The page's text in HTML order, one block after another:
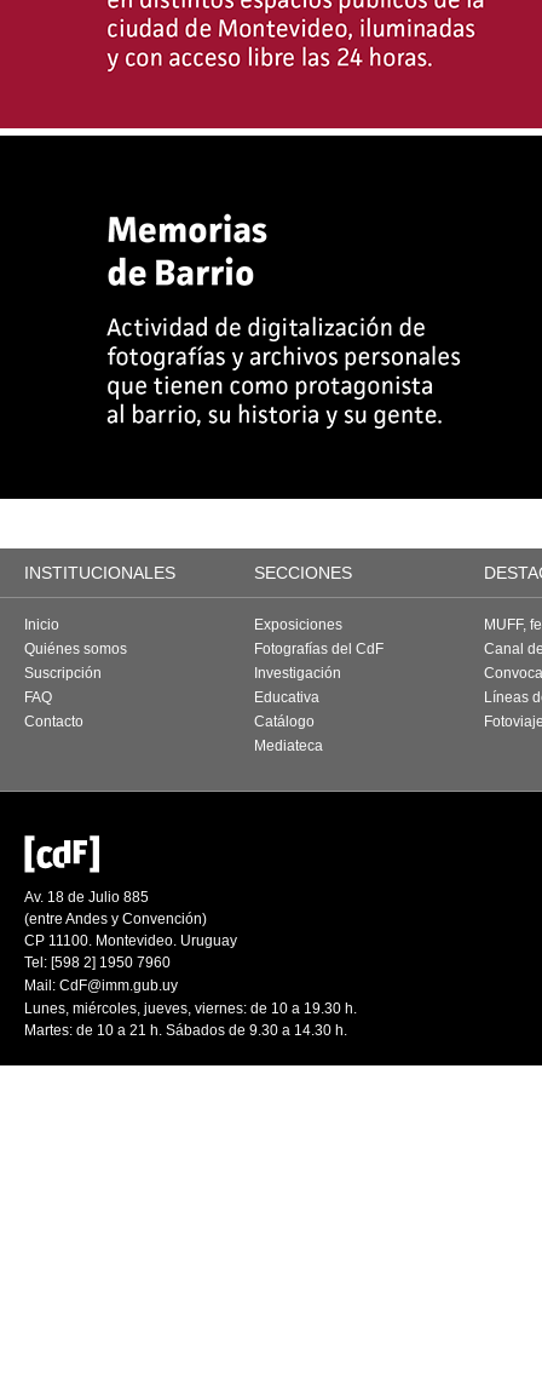
INSTITUCIONALES SECCIONES
Inicio
Quiénes somos
Suscripción
FAQ
Contacto
Exposiciones
Fotografías del CdF
Investigación
Educativa
Catálogo
Mediateca
MUFF,
Canal
Líneas
Av. 18 de Julio 885
(entre Andes y Convención)
CP 11100. Montevideo. Uruguay
Tel: [598 2] 1950 7960
Mail: CdF@imm.gub.uy
Lunes, miércoles, jueves, viernes: de 10 a 19.30 h.
Martes: de 10 a 21 h. Sábados de 9.30 a 14.30 h.